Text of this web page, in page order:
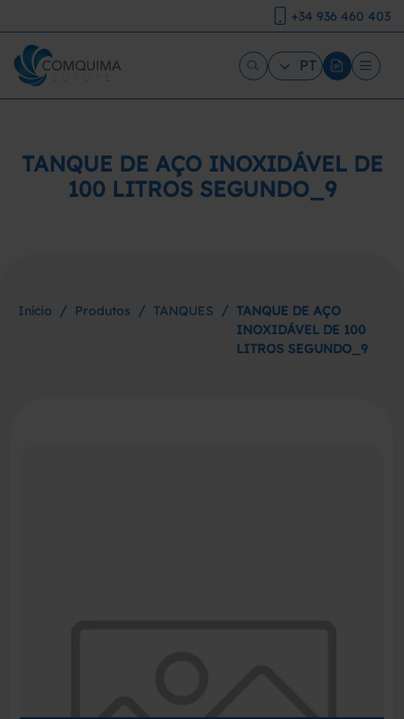
+34 936 460 403
PT
TANQUE DE AÇO INOXIDÁVEL DE
100 LITROS SEGUNDO_9
Início / Produtos / TANQUES / TANQUE DE AÇO
INOXIDÁVEL DE 100
LITROS SEGUNDO_9